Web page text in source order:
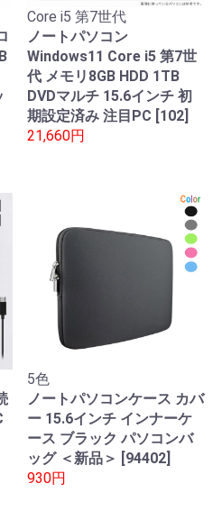
Core i5 第7世代
ノートパソコン
Windows11 Core i5 第7世
代 メモリ8GB HDD 1TB
DVDマルチ 15.6インチ 初
期設定済み 注目PC [102]
21,660円
5色
ノートパソコンケース カバ
ー 15.6インチ インナーケ
ース ブラック パソコンバ
ッグ ＜新品＞ [94402]
930円